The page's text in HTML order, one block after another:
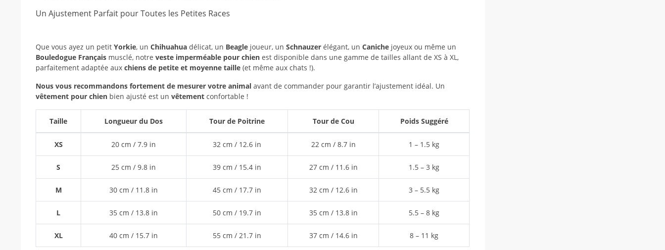
Un Ajustement Parfait pour Toutes les Petites Races
Que vous ayez un petit Yorkie, un Chihuahua délicat, un Beagle joueur, un Schnauzer élégant, un Caniche joyeux ou même un
Bouledogue Français musclé, notre veste imperméable pour chien est disponible dans une gamme de tailles allant de XS à XL,
parfaitement adaptée aux chiens de petite et moyenne taille (et même aux chats !).
Nous vous recommandons fortement de mesurer votre animal avant de commander pour garantir l’ajustement idéal. Un
vêtement pour chien bien ajusté est un vêtement confortable !
Taille Longueur du Dos Tour de Poitrine Tour de Cou Poids Suggéré
XS 20 cm / 7.9 in 32 cm / 12.6 in 22 cm / 8.7 in 1 – 1.5 kg
S 25 cm / 9.8 in 39 cm / 15.4 in 27 cm / 11.6 in 1.5 – 3 kg
M 30 cm / 11.8 in 45 cm / 17.7 in 32 cm / 12.6 in 3 – 5.5 kg
L 35 cm / 13.8 in 50 cm / 19.7 in 35 cm / 13.8 in 5.5 – 8 kg
XL 40 cm / 15.7 in 55 cm / 21.7 in 37 cm / 14.6 in 8 – 11 kg